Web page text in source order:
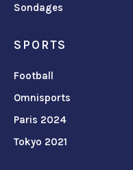
Sondages
SPORTS
Football
Omnisports
Paris 2024
Tokyo 2021